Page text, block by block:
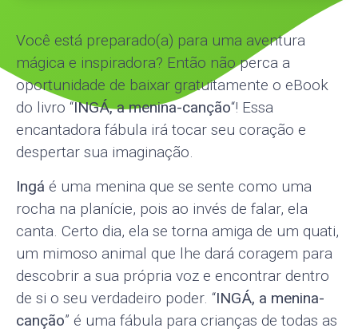
Você está preparado(a) para uma aventura
mágica e inspiradora? Então não perca a
oportunidade de baixar gratuitamente o eBook
do livro “INGÁ, a menina-canção“! Essa
encantadora fábula irá tocar seu coração e
despertar sua imaginação.
Ingá é uma menina que se sente como uma
rocha na planície, pois ao invés de falar, ela
canta. Certo dia, ela se torna amiga de um quati,
um mimoso animal que lhe dará coragem para
descobrir a sua própria voz e encontrar dentro
de si o seu verdadeiro poder. “INGÁ, a menina-
canção” é uma fábula para crianças de todas as